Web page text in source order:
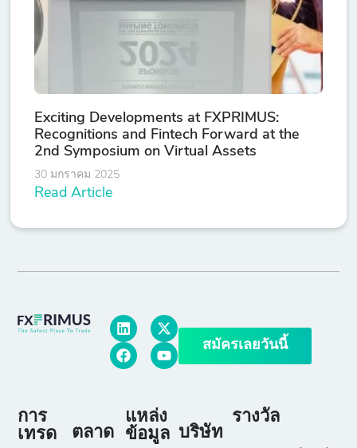
Exciting Developments at FXPRIMUS:
Recognitions and Fintech Forward at the
2nd Symposium on Virtual Assets
30 มกราคม 2025
Read Article
สมัครเลยวันนี้
การ
เทรด
ตลาด
แหล่ง
ข้อมูล บริษัท
รางวัล